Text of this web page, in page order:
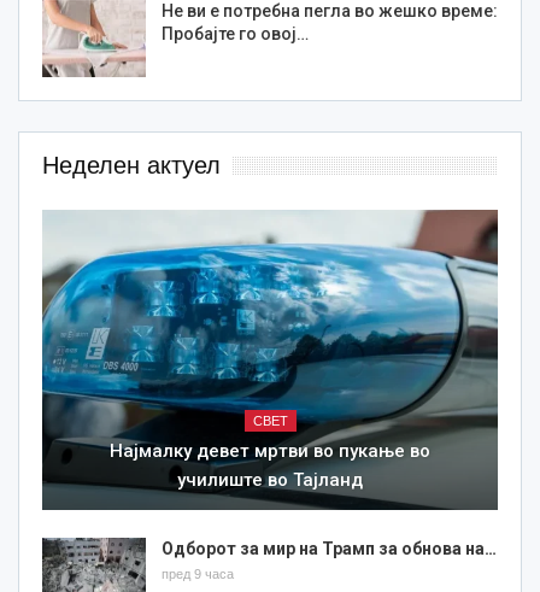
Не ви е потребна пегла во жешко време:
Пробајте го овој…
Неделен актуел
СВЕТ
Најмалку девет мртви во пукање во
училиште во Тајланд
Одборот за мир на Трамп за обнова на…
пред 9 часа